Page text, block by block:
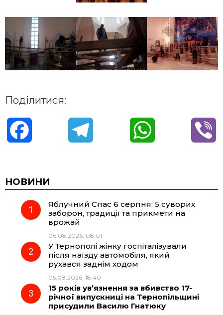
Поділитися:
c
e
o
k
e
r
a
m
t
A
p
НОВИНИ
Яблучний Спас 6 серпня: 5 суворих
заборон, традиції та прикмети на
врожай
06.08.2026, 08:01
У Тернополі жінку госпіталізували
після наїзду автомобіля, який
рухався заднім ходом
05.08.2026, 18:40
15 років ув’язнення за вбивство 17-
річної випускниці на Тернопільщині
присудили Василю Гнатюку